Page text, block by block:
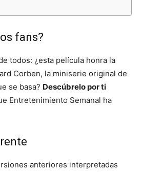
fans?
todos: ¿esta película honra la
Corben, la miniserie original de
se basa? Descúbrelo por ti
Entretenimiento Semanal ha
anteriores interpretadas